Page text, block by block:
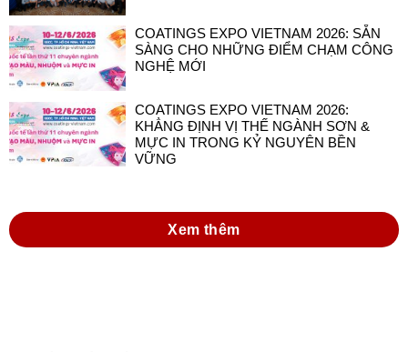
COATINGS EXPO VIETNAM 2026: SẴN
SÀNG CHO NHỮNG ĐIỂM CHẠM CÔNG
NGHỆ MỚI
COATINGS EXPO VIETNAM 2026:
KHẲNG ĐỊNH VỊ THẾ NGÀNH SƠN &
MỰC IN TRONG KỶ NGUYÊN BỀN
VỮNG
Xem thêm